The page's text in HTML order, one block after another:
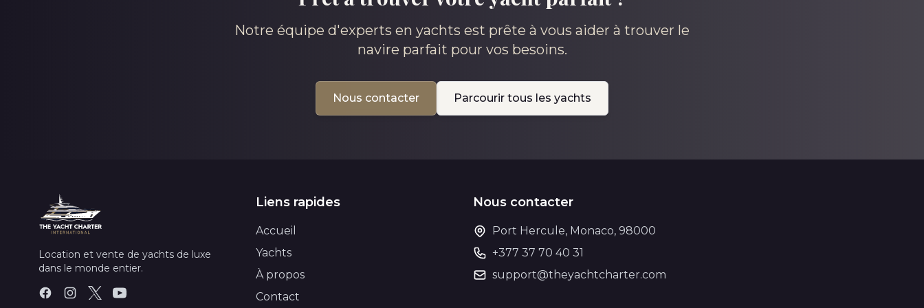
Notre équipe d'experts en yachts est prête à vous aider à trouver le
navire parfait pour vos besoins.
Nous contacter Parcourir tous les yachts
Location et vente de yachts de luxe
dans le monde entier.
Liens rapides
Accueil
Yachts
À propos
Contact
Nous contacter
Port Hercule, Monaco, 98000
+377 37 70 40 31
support@theyachtcharter.com